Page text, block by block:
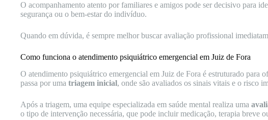
O acompanhamento atento por familiares e amigos pode ser decisivo para
segurança ou o bem-estar do indivíduo.
Quando em dúvida, é sempre melhor buscar avaliação profissional
Como funciona o atendimento psiquiátrico emergencial em Juiz de Fora
O atendimento psiquiátrico emergencial em Juiz de Fora é estruturado para
passa por uma triagem inicial, onde são avaliados os sinais vitais e o risco
Após a triagem, uma equipe especializada em saúde mental realiza uma
o tipo de intervenção necessária, que pode incluir medicação, terapia breve